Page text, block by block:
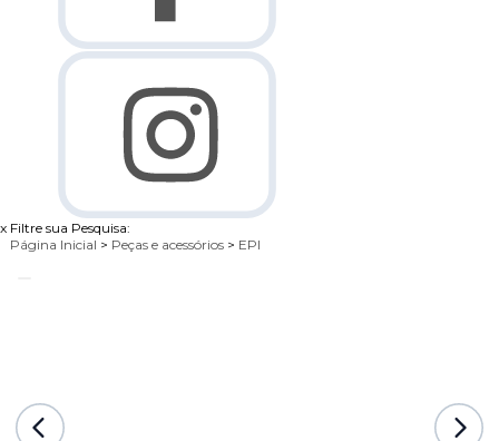
x Filtre sua Pesquisa:
Página Inicial > Peças e acessórios > EPI